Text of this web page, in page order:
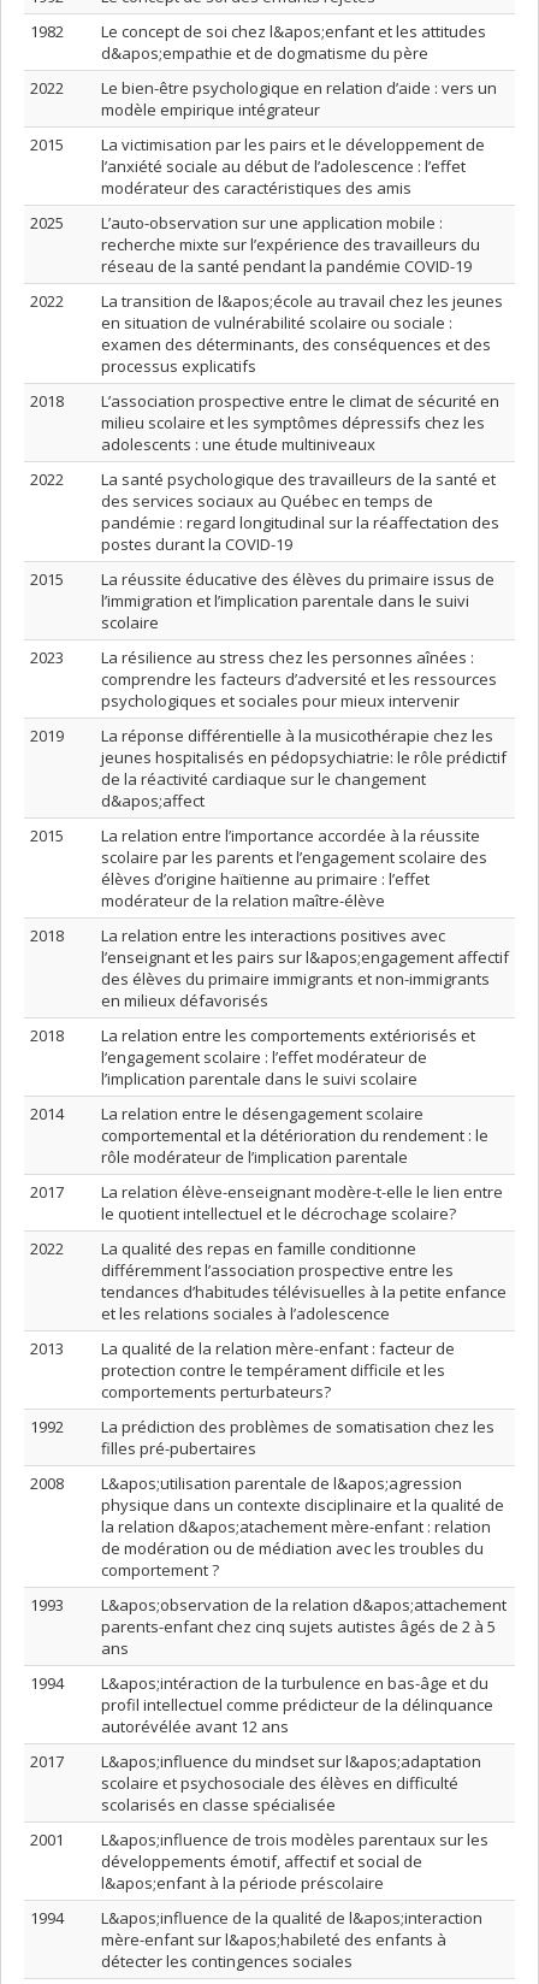
1982
Le concept de soi chez l&apos;enfant et les attitudes
d&apos;empathie et de dogmatisme du père
2022
Le bien-être psychologique en relation d’aide : vers un
modèle empirique intégrateur
2015
La victimisation par les pairs et le développement de
l’anxiété sociale au début de l’adolescence : l’effet
modérateur des caractéristiques des amis
2025
L’auto-observation sur une application mobile :
recherche mixte sur l’expérience des travailleurs du
réseau de la santé pendant la pandémie COVID-19
2022
La transition de l&apos;école au travail chez les jeunes
en situation de vulnérabilité scolaire ou sociale :
examen des déterminants, des conséquences et des
processus explicatifs
2018
L’association prospective entre le climat de sécurité en
milieu scolaire et les symptômes dépressifs chez les
adolescents : une étude multiniveaux
2022
La santé psychologique des travailleurs de la santé et
des services sociaux au Québec en temps de
pandémie : regard longitudinal sur la réaffectation des
postes durant la COVID-19
2015
La réussite éducative des élèves du primaire issus de
l’immigration et l’implication parentale dans le suivi
scolaire
2023
La résilience au stress chez les personnes aînées :
comprendre les facteurs d’adversité et les ressources
psychologiques et sociales pour mieux intervenir
2019
La réponse différentielle à la musicothérapie chez les
jeunes hospitalisés en pédopsychiatrie: le rôle prédictif
de la réactivité cardiaque sur le changement
d&apos;affect
2015
La relation entre l’importance accordée à la réussite
scolaire par les parents et l’engagement scolaire des
élèves d’origine haïtienne au primaire : l’effet
modérateur de la relation maître-élève
2018
La relation entre les interactions positives avec
l’enseignant et les pairs sur l&apos;engagement affectif
des élèves du primaire immigrants et non-immigrants
en milieux défavorisés
2018
La relation entre les comportements extériorisés et
l’engagement scolaire : l’effet modérateur de
l’implication parentale dans le suivi scolaire
2014
La relation entre le désengagement scolaire
comportemental et la détérioration du rendement : le
rôle modérateur de l’implication parentale
2017
La relation élève-enseignant modère-t-elle le lien entre
le quotient intellectuel et le décrochage scolaire?
2022
La qualité des repas en famille conditionne
différemment l’association prospective entre les
tendances d’habitudes télévisuelles à la petite enfance
et les relations sociales à l’adolescence
2013
La qualité de la relation mère-enfant : facteur de
protection contre le tempérament difficile et les
comportements perturbateurs?
1992
La prédiction des problèmes de somatisation chez les
filles pré-pubertaires
2008
L&apos;utilisation parentale de l&apos;agression
physique dans un contexte disciplinaire et la qualité de
la relation d&apos;atachement mère-enfant : relation
de modération ou de médiation avec les troubles du
comportement ?
1993
L&apos;observation de la relation d&apos;attachement
parents-enfant chez cinq sujets autistes âgés de 2 à 5
ans
1994
L&apos;intéraction de la turbulence en bas-âge et du
profil intellectuel comme prédicteur de la délinquance
autorévélée avant 12 ans
2017
L&apos;influence du mindset sur l&apos;adaptation
scolaire et psychosociale des élèves en difficulté
scolarisés en classe spécialisée
2001
L&apos;influence de trois modèles parentaux sur les
développements émotif, affectif et social de
l&apos;enfant à la période préscolaire
1994
L&apos;influence de la qualité de l&apos;interaction
mère-enfant sur l&apos;habileté des enfants à
détecter les contingences sociales